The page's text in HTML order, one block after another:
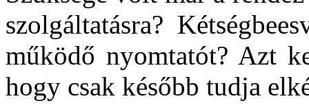
szolgáltatásra?
működő nyomtatót? Azt
hogy csak később tudja